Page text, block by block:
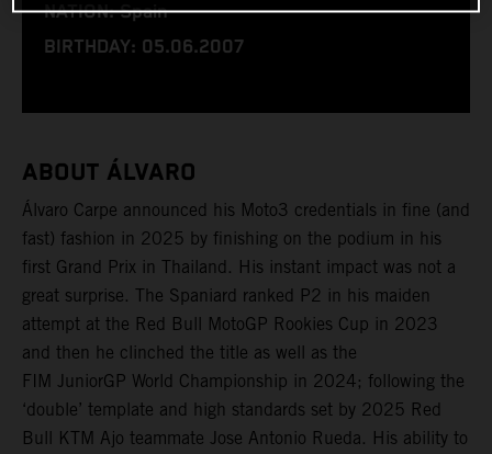
NATION: Spain
BIRTHDAY: 05.06.2007
ABOUT ÁLVARO
Álvaro Carpe announced his Moto3 credentials in fine (and
fast) fashion in 2025 by finishing on the podium in his
first Grand Prix in Thailand. His instant impact was not a
great surprise. The Spaniard ranked P2 in his maiden
attempt at the Red Bull MotoGP Rookies Cup in 2023
and then he clinched the title as well as the
FIM JuniorGP World Championship in 2024; following the
‘double’ template and high standards set by 2025 Red
Bull KTM Ajo teammate Jose Antonio Rueda. His ability to